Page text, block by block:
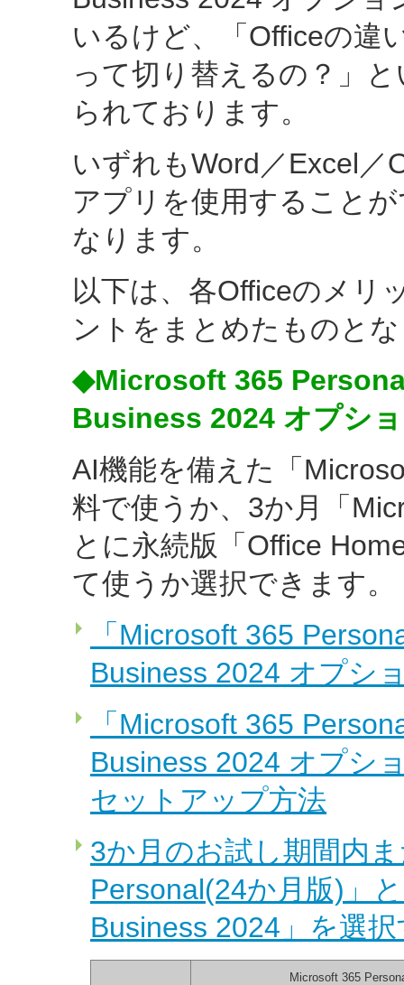
いるけど、「Officeの違
って切り替えるの？」
られております。
いずれもWord／Excel／
アプリを使用すること
なります。
以下は、各Officeのメリ
ントをまとめたものと
◆Microsoft 365
Business 2024 オプシ
AI機能を備えた「
料で使うか、3か月「
とに永続版「Office
て使うか選択できます。
「Microsoft 365
Business 2024 オプシ
「Microsoft 365
Business 2024 オプシ
セットアップ方法
3か月のお試し期間内
Personal(24か月版)」
Business 2024」を選
Microsoft 365